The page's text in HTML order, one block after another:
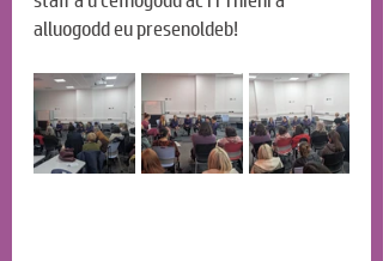
alluogodd eu presenoldeb!